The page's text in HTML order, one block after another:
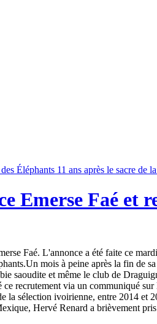
Faé et
Faé. L'annonce a été faite ce
mois à peine après la fin de
et même le club de
recrutement via un communiqué
la sélection ivoirienne, entre 2014
Hervé Renard a brièvement